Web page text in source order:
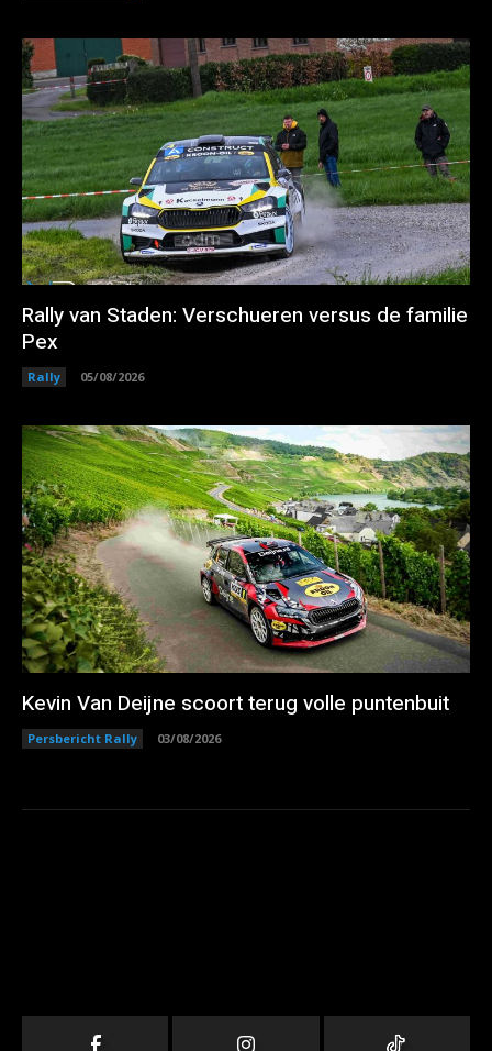
Rally van Staden: Verschueren versus de familie
Pex
Rally 05/08/2026
Kevin Van Deijne scoort terug volle puntenbuit
Persbericht Rally 03/08/2026